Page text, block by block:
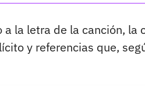
la letra de la canción, la
y referencias que,